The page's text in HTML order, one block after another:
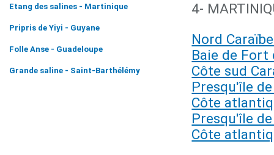
4-
Nord
Baie de Fort
Côte sud
Presqu'île
Côte
Presqu'île
Côte
Etang des salines - Martinique
Pripris de Yiyi - Guyane
Folle Anse - Guadeloupe
Grande saline - Saint-Barthélémy